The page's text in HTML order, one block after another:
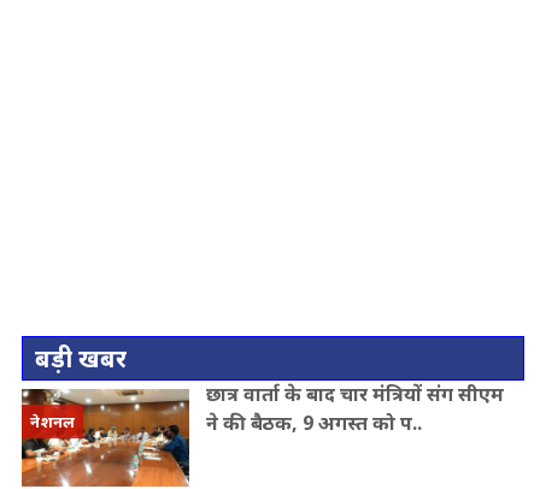
बड़ी खबर
नेशनल
छात्र वार्ता के बाद चार मंत्रियों संग सीएम
ने की बैठक, 9 अगस्त को प..